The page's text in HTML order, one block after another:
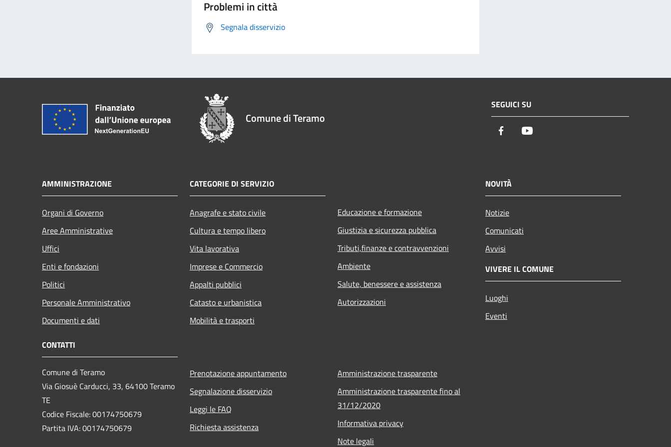
Problemi in città
Segnala disservizio
Comune di Teramo
SEGUICI SU
Facebook
AMMINISTRAZIONE
Organi di Governo
Aree Amministrative
Uffici
Enti e fondazioni
Politici
Personale Amministrativo
Documenti e dati
CATEGORIE DI SERVIZIO
Anagrafe e stato civile
Cultura e tempo libero
Vita lavorativa
Imprese e Commercio
Appalti pubblici
Catasto e urbanistica
Mobilità e trasporti
Educazione e formazione
Giustizia e sicurezza pubblica
Tributi,finanze e contravvenzioni
Ambiente
Salute, benessere e assistenza
Autorizzazioni
NOVITÀ
Notizie
Comunicati
Avvisi
VIVERE IL COMUNE
Luoghi
Eventi
CONTATTI
Comune di Teramo
Via Giosuè Carducci, 33, 64100 Teramo
TE
Codice Fiscale: 00174750679
Partita IVA: 00174750679
Prenotazione appuntamento
Segnalazione disservizio
Leggi le FAQ
Richiesta assistenza
Amministrazione trasparente
Amministrazione trasparente fino al
31/12/2020
Informativa privacy
Note legali